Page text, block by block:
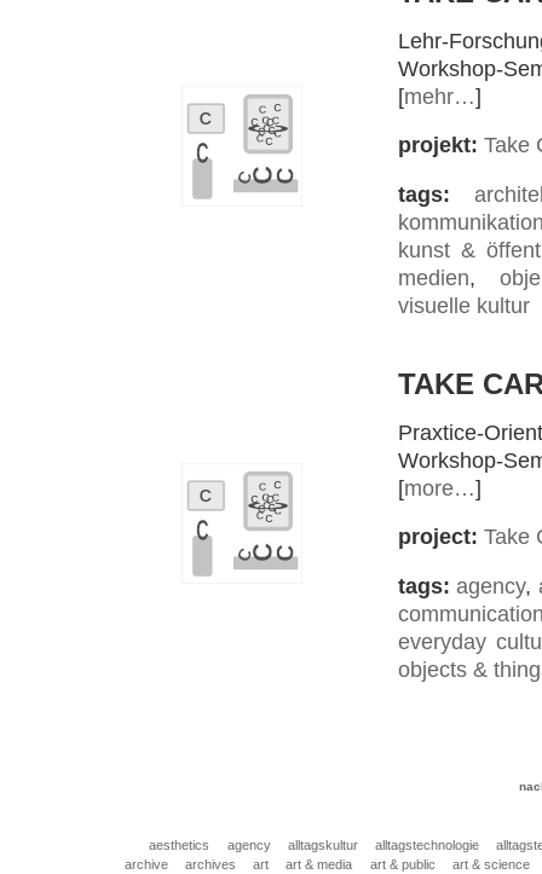
Lehr-
Workshop-
[mehr…]
projekt: Take
tags:
kunst &
medien,
visuelle kultur
TAKE
Praxtice-
Workshop-
[more…]
project: Take
tags: agency,
everyday
objects &
aesthetics agency alltagskultur alltagstechnologie
archive
archives art art & media art & public
art & science